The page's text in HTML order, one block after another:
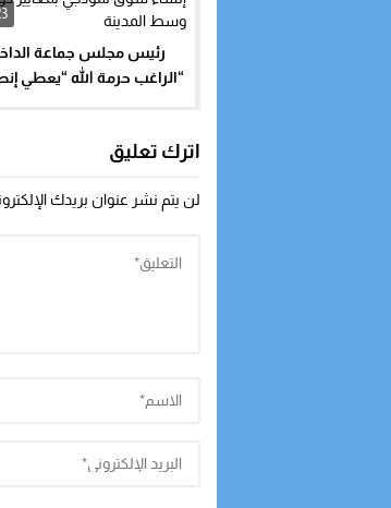
رئيس مجلس جماعة
“الراغب حرمة الله “يعطي
اترك تعليق
لن يتم نشر عنوان بريدك